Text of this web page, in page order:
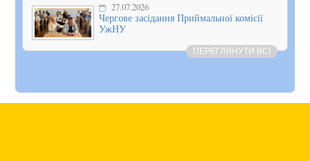
27.07.2026
Чергове засідання Приймальної комісії
УжНУ
ПЕРЕГЛЯНУТИ ВСІ